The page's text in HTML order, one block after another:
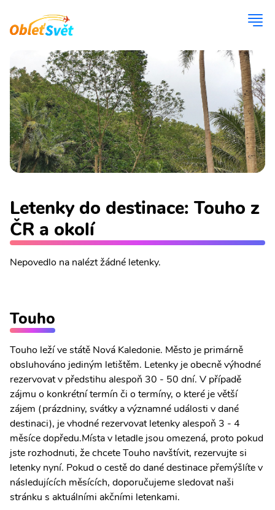
Letenky do destinace: Touho z
ČR a okolí
Nepovedlo na nalézt žádné letenky.
Touho
Touho leží ve státě Nová Kaledonie. Město je primárně
obsluhováno jediným letištěm. Letenky je obecně výhodné
rezervovat v předstihu alespoň 30 - 50 dní. V případě
zájmu o konkrétní termín či o termíny, o které je větší
zájem (prázdniny, svátky a významné události v dané
destinaci), je vhodné rezervovat letenky alespoň 3 - 4
měsíce dopředu.Místa v letadle jsou omezená, proto pokud
jste rozhodnuti, že chcete Touho navštívit, rezervujte si
letenky nyní. Pokud o cestě do dané destinace přemýšlíte v
následujících měsících, doporučujeme sledovat naši
stránku s aktuálními akčními letenkami.